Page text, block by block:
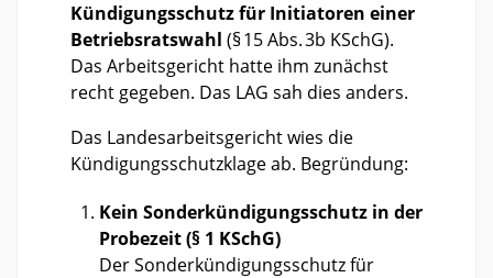
Kündigungsschutz für Initiatoren einer
Betriebsratswahl (§ 15 Abs. 3b KSchG).
Das Arbeitsgericht hatte ihm zunächst
recht gegeben. Das LAG sah dies anders.
Das Landesarbeitsgericht wies die
Kündigungsschutzklage ab. Begründung:
Kein Sonderkündigungsschutz in der
Probezeit (§ 1 KSchG)
Der Sonderkündigungsschutz für